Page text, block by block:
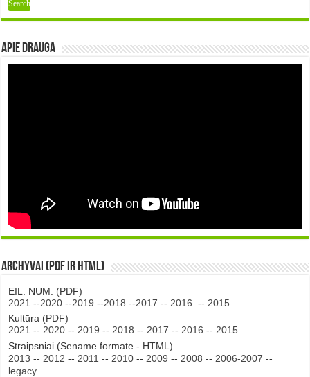
Apie DRAUGA
Archyvai (PDF ir HTML)
EIL. NUM. (PDF)
2021 --2020 --2019 --2018 --2017 -- 2016 -- 2015
Kultūra (PDF)
2021 -- 2020 -- 2019 -- 2018 -- 2017 -- 2016 -- 2015
Straipsniai (Sename formate - HTML)
2013 -- 2012 -- 2011 -- 2010 -- 2009 -- 2008 -- 2006-2007 --
legacy